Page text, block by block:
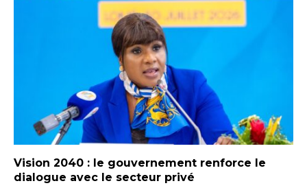
Vision 2040 : le gouvernement renforce le
dialogue avec le secteur privé